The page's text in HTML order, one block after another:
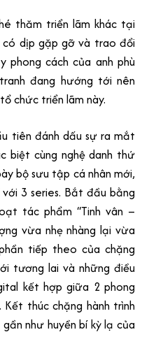
thăm triển lãm khác tại
có dịp gặp gỡ và trao đổi
phong cách của anh phù
đang hướng tới nên
chức triển lãm này.
tiên đánh dấu sự ra mắt
biệt cùng nghệ danh thứ
bộ sưu tập cá nhân mới,
3 series. Bắt đầu bằng
tác phẩm “Tinh vân –
vừa nhẹ nhàng lại vừa
tiếp theo của chặng
tương lai và những điều
kết hợp giữa 2 phong
Kết thúc chặng hành trình
như huyền bí kỳ lạ của